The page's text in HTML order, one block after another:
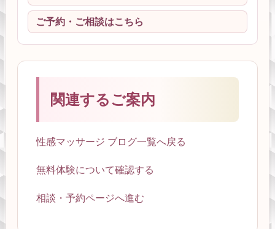
ご予約・ご相談はこちら
関連するご案内
性感マッサージ ブログ一覧へ戻る
無料体験について確認する
相談・予約ページへ進む